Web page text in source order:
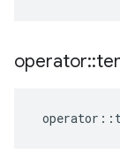
operator::
operator ::